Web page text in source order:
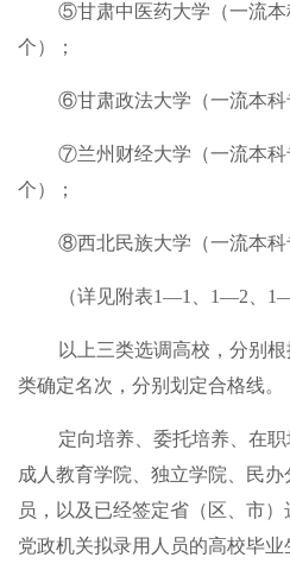
⑤甘肃中医药大学（一流本
个）；
⑥甘肃政法大学（一流本科
⑦兰州财经大学（一流本科
个）；
⑧西北民族大学（一流本科专
（详见附表1—1、1—2、
以上三类选调高校，分别根
类确定名次，分别划定合格线。
定向培养、委托培养、在职
成人教育学院、独立学院、民
员，以及已经签定省（区、市
党政机关拟录用人员的高校毕